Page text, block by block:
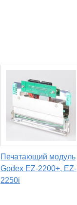
Печатающий модуль
Godex EZ-2200+, EZ-
2250i